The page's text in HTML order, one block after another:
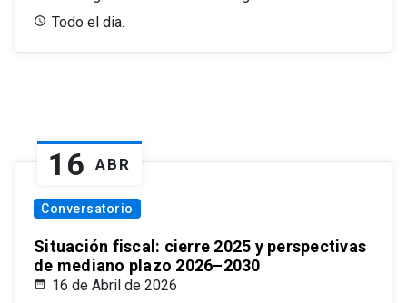
Todo el dia.
16 ABR
Conversatorio
Situación fiscal: cierre 2025 y perspectivas
de mediano plazo 2026–2030
16 de Abril de 2026